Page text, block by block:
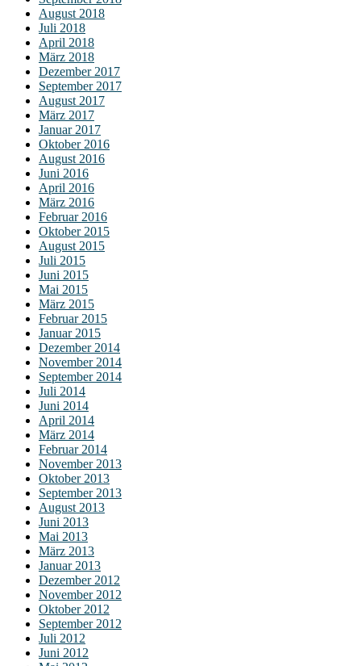
August 2018
Juli 2018
April 2018
März 2018
Dezember 2017
September 2017
August 2017
März 2017
Januar 2017
Oktober 2016
August 2016
Juni 2016
April 2016
März 2016
Februar 2016
Oktober 2015
August 2015
Juli 2015
Juni 2015
Mai 2015
März 2015
Februar 2015
Januar 2015
Dezember 2014
November 2014
September 2014
Juli 2014
Juni 2014
April 2014
März 2014
Februar 2014
November 2013
Oktober 2013
September 2013
August 2013
Juni 2013
Mai 2013
März 2013
Januar 2013
Dezember 2012
November 2012
Oktober 2012
September 2012
Juli 2012
Juni 2012